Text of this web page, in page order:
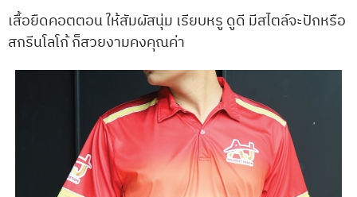
เสื้อยืดคอตตอน ให้สัมผัสนุ่ม เรียบหรู ดูดี มีสไตล์จะปักหรือ
สกรีนโลโก้ ก็สวยงามคงคุณค่า